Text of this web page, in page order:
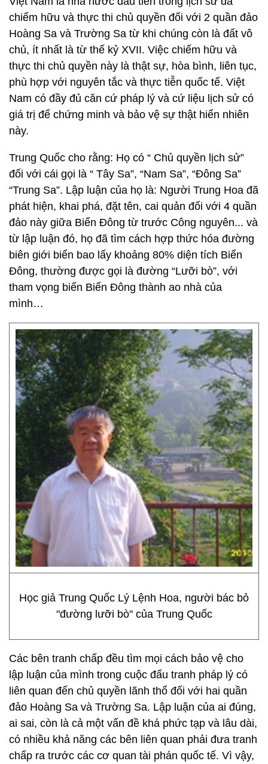
chiếm hữu và thực thi chủ quyền đối với 2 quần đảo
Hoàng Sa và Trường Sa từ khi chúng còn là đất vô
chủ, ít nhất là từ thế kỷ XVII. Việc chiếm hữu và
thực thi chủ quyền này là thật sự, hòa bình, liên tục,
phù hợp với nguyên tắc và thực tiễn quốc tế. Việt
Nam có đầy đủ căn cứ pháp lý và cứ liệu lịch sử có
giá trị để chứng minh và bảo vệ sự thật hiển nhiên
này.
Trung Quốc cho rằng: Họ có “ Chủ quyền lịch sử”
đối với cái gọi là “ Tây Sa”, “Nam Sa”, “Đông Sa”
“Trung Sa”. Lập luận của họ là: Người Trung Hoa đã
phát hiện, khai phá, đặt tên, cai quản đối với 4 quần
đảo này giữa Biển Đông từ trước Công nguyên... và
từ lập luận đó, họ đã tìm cách hợp thức hóa đường
biên giới biển bao lấy khoảng 80% diện tích Biển
Đông, thường được gọi là đường “Lưỡi bò”, với
tham vọng biến Biển Đông thành ao nhà của
mình…
Học giả Trung Quốc Lý Lệnh Hoa, người bác bỏ
"đường lưỡi bò" của Trung Quốc
Các bên tranh chấp đều tìm mọi cách bảo vệ cho
lập luận của mình trong cuộc đấu tranh pháp lý có
liên quan đến chủ quyền lãnh thổ đối với hai quần
đảo Hoàng Sa và Trường Sa. Lập luận của ai đúng,
ai sai, còn là cả một vấn đề khá phức tạp và lâu dài,
có nhiều khả năng các bên liên quan phải đưa tranh
chấp ra trước các cơ quan tài phán quốc tế. Vì vậy,